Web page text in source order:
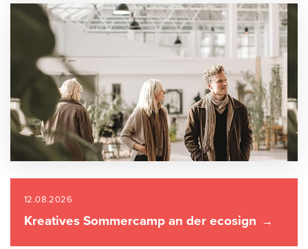
12.08.2026
Kreatives Sommercamp an der ecosign